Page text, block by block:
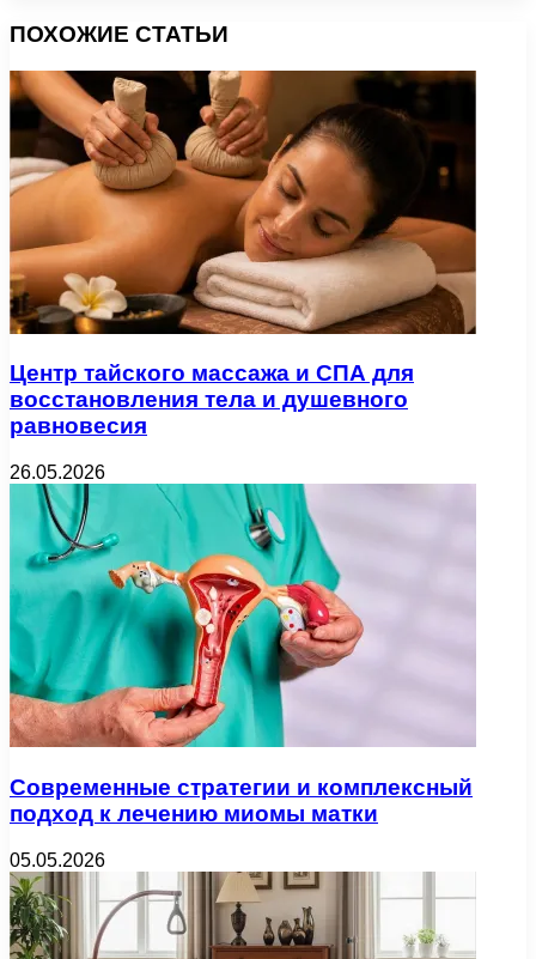
ПОХОЖИЕ СТАТЬИ
Центр тайского массажа и СПА для
восстановления тела и душевного
равновесия
26.05.2026
Современные стратегии и комплексный
подход к лечению миомы матки
05.05.2026